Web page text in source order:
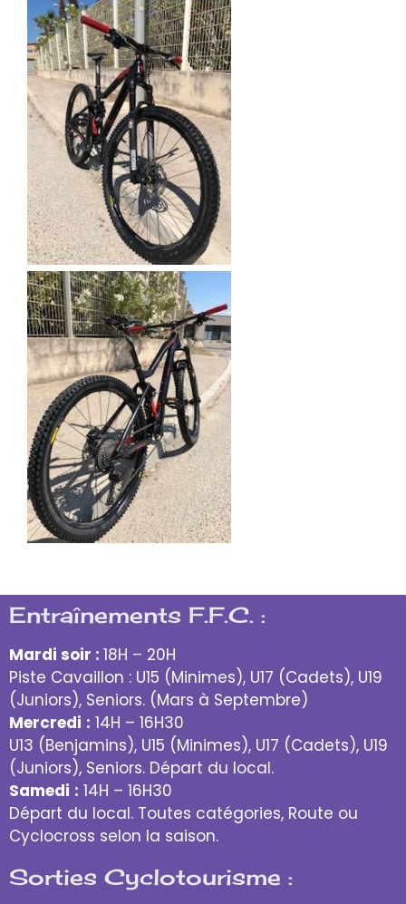
Entraînements F.F.C. :
Mardi soir : 18H – 20H
Piste Cavaillon : U15 (Minimes), U17 (Cadets), U19
(Juniors), Seniors. (Mars à Septembre)
Mercredi : 14H – 16H30
U13 (Benjamins), U15 (Minimes), U17 (Cadets), U19
(Juniors), Seniors. Départ du local.
Samedi : 14H – 16H30
Départ du local. Toutes catégories, Route ou
Cyclocross selon la saison.
Sorties Cyclotourisme :